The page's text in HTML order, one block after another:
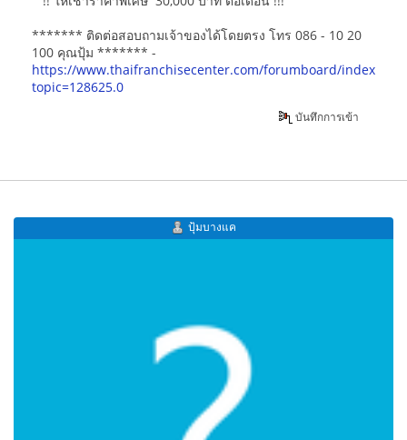
******* ติดต่อสอบถามเจ้าของได้โดยตรง โทร 086 - 10 20
100 คุณปุ้ม ******* -
https://www.thaifranchisecenter.com/forumboard/
topic=128625.0
บันทึกการเข้า
ปุ้มบางแค